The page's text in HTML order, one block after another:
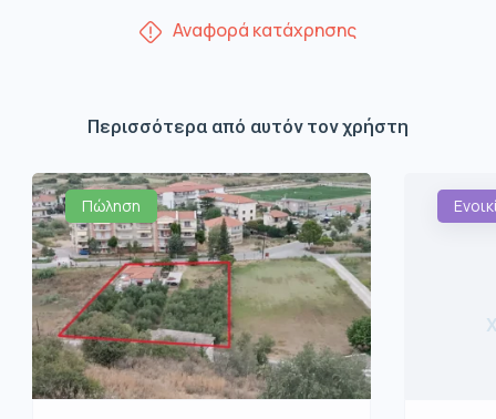
Αναφορά κατάχρησης
Περισσότερα από αυτόν τον χρήστη
Πώληση